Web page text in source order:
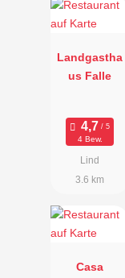
Landgastha
us Falle
4 Bew.
Lind
3.6 km
Casa